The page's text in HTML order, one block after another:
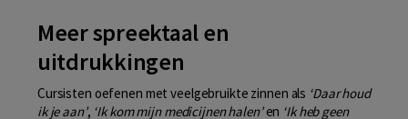
Meer spreektaal en
uitdrukkingen
Cursisten oefenen met veelgebruikte zinnen als ‘Daar houd
ik je aan’, ‘Ik kom mijn medicijnen halen’en ‘Ik heb geen